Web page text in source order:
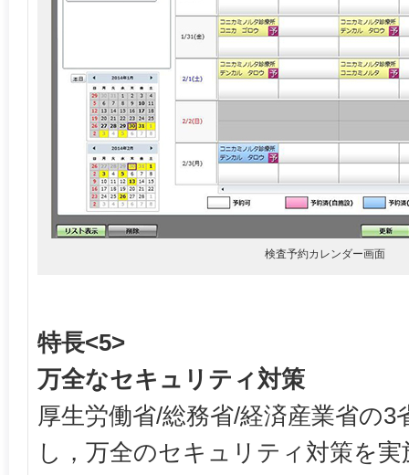
検査予約カレンダー画面
特長<5>
万全なセキュリティ対策
厚生労働省/総務省/経済産業省の
し，万全のセキュリティ対策を